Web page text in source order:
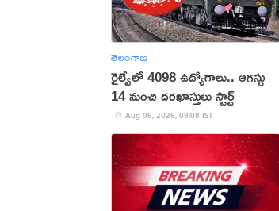
తెలంగాణ
రైల్వేలో 4098 ఉద్యోగాలు.. ఆగస్టు
14 నుంచి దరఖాస్తులు స్టార్ట్
Aug 06, 2026, 09:08 IST